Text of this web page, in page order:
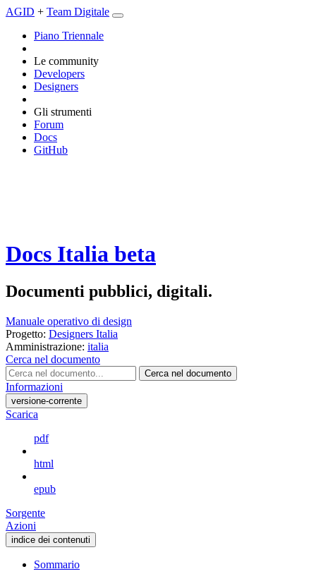
AGID + Team Digitale
Piano Triennale
Le community
Developers
Designers
Gli strumenti
Forum
Docs
GitHub
Docs Italia beta
Documenti pubblici, digitali.
Manuale operativo di design
Progetto: Designers Italia
Amministrazione: italia
Cerca nel documento
Cerca nel documento
Informazioni
versione-corrente
Scarica
pdf
html
epub
Sorgente
Azioni
indice dei contenuti
Sommario